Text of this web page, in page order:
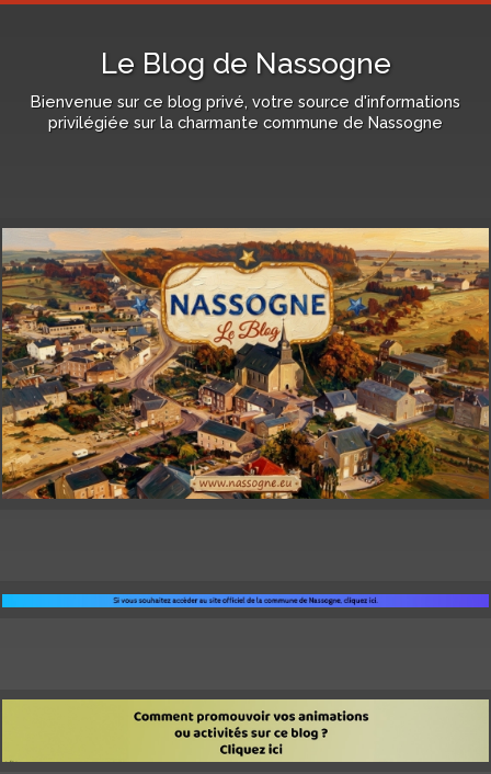
Le Blog de Nassogne
Bienvenue sur ce blog privé, votre source d'informations
privilégiée sur la charmante commune de Nassogne